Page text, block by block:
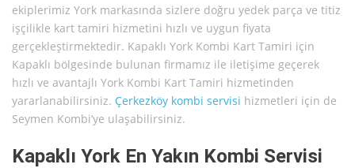
ekiplerimiz York markasında sizlere doğru yedek parça ve titiz
işçilikle kart tamiri hizmetini hızlı ve uygun fiyata
gerçekleştirmektedir. Kapaklı York Kombi Kart Tamiri için
Kapaklı bölgesinde bulunan firmamız ile iletişime geçerek
hızlı ve avantajlı York Kombi Kart Tamiri hizmetinden
yararlanabilirsiniz. Çerkezköy kombi servisi hizmetleri için de
Seymen Kombi’ye ulaşabilirsiniz.
Kapaklı York En Yakın Kombi Servisi